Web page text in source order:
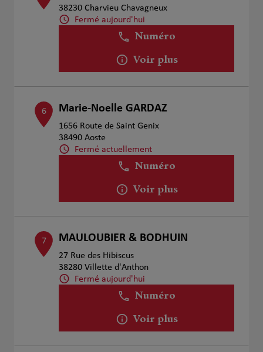
38230 Charvieu Chavagneux
Fermé aujourd'hui
Numéro
Voir plus
6 Marie-Noelle GARDAZ
1656 Route de Saint Genix
38490 Aoste
Fermé actuellement
Numéro
Voir plus
7 MAULOUBIER & BODHUIN
27 Rue des Hibiscus
38280 Villette d'Anthon
Fermé aujourd'hui
Numéro
Voir plus